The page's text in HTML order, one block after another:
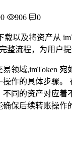
906 0
载以及将资产从
整流程，为用户
领域,imToken
作的具体步骤。
不同的资产对应
保后续转账操作